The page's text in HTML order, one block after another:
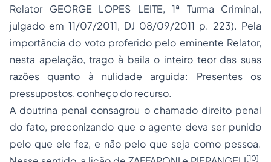
Relator GEORGE LOPES LEITE, 1ª Turma Criminal,
julgado em 11/07/2011, DJ 08/09/2011 p. 223). Pela
importância do voto proferido pelo eminente Relator,
nesta apelação, trago à baila o inteiro teor das suas
razões quanto à nulidade arguida: Presentes os
pressupostos, conheço do recurso.
A doutrina penal consagrou o chamado direito penal
do fato, preconizando que o agente deva ser punido
pelo que ele fez, e não pelo que seja como pessoa.
[10]